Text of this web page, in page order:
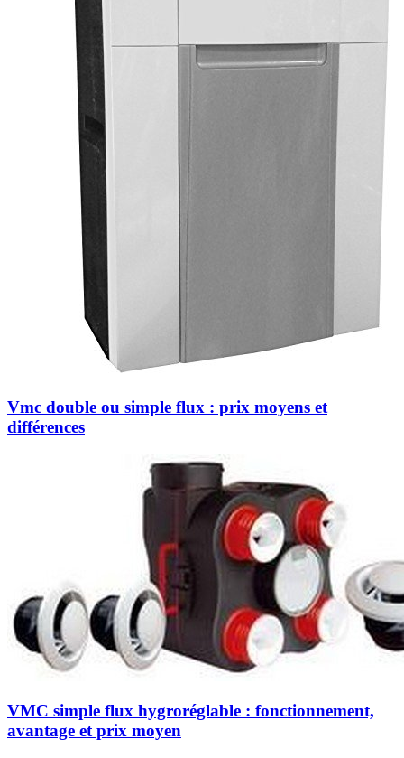
Vmc double ou simple flux : prix moyens et
différences
VMC simple flux hygroréglable : fonctionnement,
avantage et prix moyen